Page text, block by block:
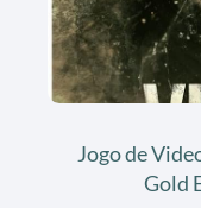
Jogo de
Gold